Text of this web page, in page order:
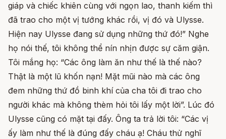
giáp và chiếc khiên cùng với ngọn lao, thanh kiếm thì
đã trao cho một vị tướng khác rồi, vị đó và Ulysse.
Hiện nay Ulysse đang sử dụng những thứ đó!” Nghe
họ nói thế, tôi không thể nín nhịn được sự căm giận.
Tôi mắng họ: “Các ông làm ăn như thế là thế nào?
Thật là một lũ khốn nạn! Mặt mũi nào mà các ông
đem những thứ đồ binh khí của cha tôi đi trao cho
người khác mà không thèm hỏi tôi lấy một lời”. Lúc đó
Ulysse cũng có mặt tại đấy. Ông ta trả lời tôi: “Các vị
ấy làm như thế là đúng đấy cháu ạ! Cháu thử nghĩ